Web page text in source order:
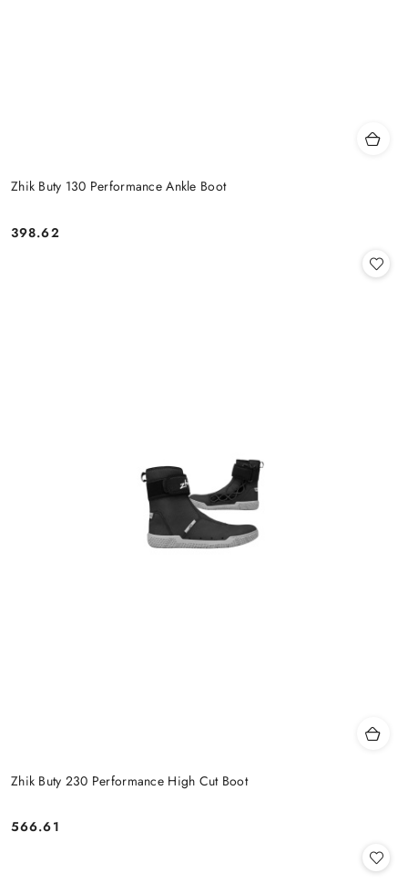
Zhik Buty 130 Performance Ankle Boot
Cena:
398.62
Zhik Buty 230 Performance High Cut Boot
Cena:
566.61